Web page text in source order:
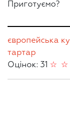
Приготуємо?
європейська
тартар
Оцінок: 31
☆
☆